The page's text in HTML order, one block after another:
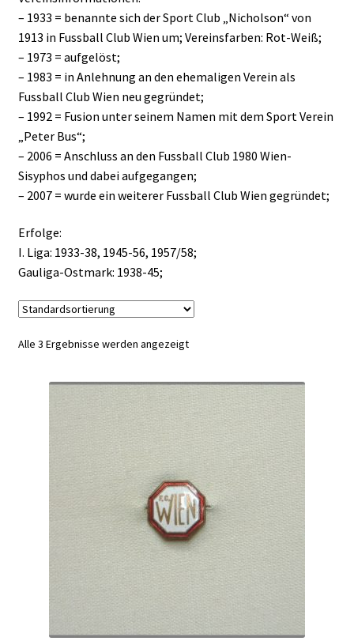
– 1933 = benannte sich der Sport Club „Nicholson“ von
1913 in Fussball Club Wien um; Vereinsfarben: Rot-Weiß;
– 1973 = aufgelöst;
– 1983 = in Anlehnung an den ehemaligen Verein als
Fussball Club Wien neu gegründet;
– 1992 = Fusion unter seinem Namen mit dem Sport Verein
„Peter Bus“;
– 2006 = Anschluss an den Fussball Club 1980 Wien-
Sisyphos und dabei aufgegangen;
– 2007 = wurde ein weiterer Fussball Club Wien gegründet;
Erfolge:
I. Liga: 1933-38, 1945-56, 1957/58;
Gauliga-Ostmark: 1938-45;
Alle 3 Ergebnisse werden angezeigt